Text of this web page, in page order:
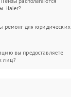
Haier?
ремонт для юридических
вы предоставляете
лиц?